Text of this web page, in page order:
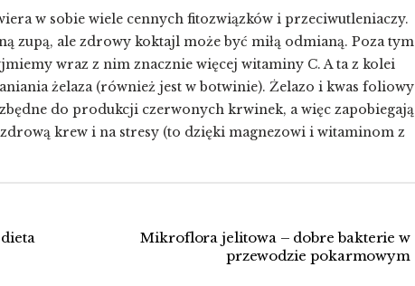
w sobie wiele cennych fitozwiązków i przeciwutleniaczy.
zupą, ale zdrowy koktajl może być miłą odmianą. Poza tym
wraz z nim znacznie więcej witaminy C. A ta z kolei
żelaza (również jest w botwinie). Żelazo i kwas foliowy
do produkcji czerwonych krwinek, a więc zapobiegają
krew i na stresy (to dzięki magnezowi i witaminom z
Mikroflora jelitowa – dobre bakterie w
przewodzie pokarmowym